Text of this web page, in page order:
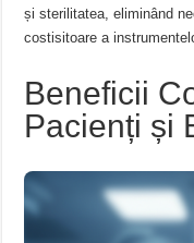
și sterilitatea, eliminând
costisitoare a
Beneficii
Pacienți și